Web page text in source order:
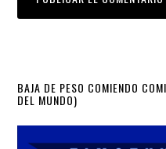
Primary
Sidebar
BAJA DE PESO COMIENDO
DEL MUNDO)